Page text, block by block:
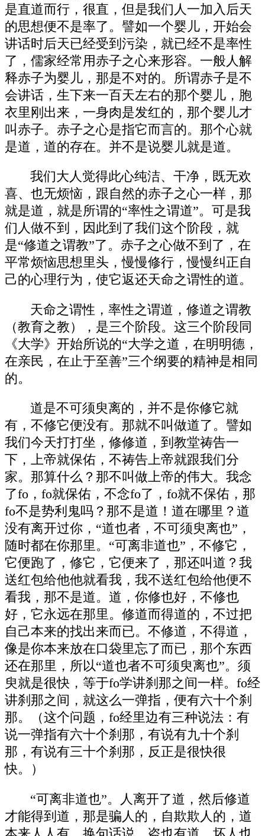
是直道而行，很直，但是我们人一加入后天
的思想便不是率了。譬如一个婴儿，开始会
讲话时后天已经受到污染，就已经不是率性
了，儒家经常用赤子之心来形容。一般人解
释赤子为婴儿，那是不对的。所谓赤子是不
会讲话，生下来一百天左右的那个婴儿，胞
衣里刚出来，一身肉是发红的，那个婴儿才
叫赤子。赤子之心是指它而言的。那个心就
是道，道的存在。并不是说婴儿就是道。
我们大人觉得此心纯洁、干净，既无欢
喜、也无烦恼，跟自然的赤子之心一样，那
就是道，就是所谓的“率性之谓道”。可是我
们人做不到，因此到了我们这个阶段，就
是“修道之谓教”了。赤子之心做不到了，在
平常烦恼思想里头，慢慢修行，慢慢纠正自
己的心理行为，使它返还天命之谓性的道。
天命之谓性，率性之谓道，修道之谓教
（教育之教），是三个阶段。这三个阶段同
《大学》开始所说的“大学之道，在明明德，
在亲民，在止于至善”三个纲要的精神是相同
的。
道是不可须臾离的，并不是你修它就
有，不修它便没有。那就不叫做道了。譬如
我们今天打打坐，修修道，到教堂祷告一
下，上帝就保佑，不祷告上帝就跟我们分
家。那算什么？那不叫做上帝的伟大。我念
了fo，fo就保佑，不念fo了，fo就不保佑，那
fo不是势利鬼吗？那不是道！道在哪里？道
没有离开过你，“道也者，不可须臾离也”，
随时都在你那里。“可离非道也”，不修它，
它便跑了，修它，它便来了，那还叫道？我
送红包给他他就看我，我不送红包给他便不
看我，那不是道。道，你修也好，不修也
好，它永远在那里。修道而得道的，不过把
自己本来的找出来而已。不修道，不得道，
像是你本来放在口袋里忘了而已，那个东西
还在那里，所以“道也者不可须臾离也”。须
臾就是很快，等于fo学讲刹那之间一样。fo经
讲刹那之间，就这么一弹指，便有六十个刹
那。（这个问题，fo经里边有三种说法：有
说一弹指有六十个刹那，有说有九十个刹
那，有说有三十个刹那，反正是很快很
快。）
“可离非道也”。人离开了道，然后修道
才能得到道，那是骗人的，自欺欺人的，道